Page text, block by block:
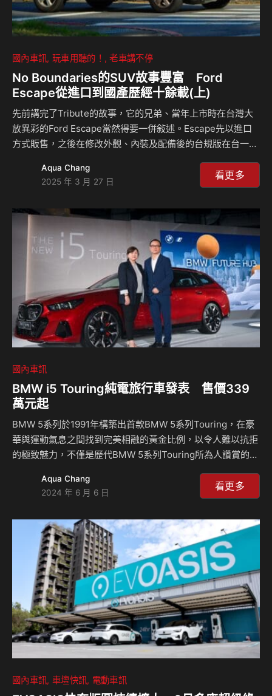
國內車訊 玩車用聽的！ 老車講不停
No Boundaries的SUV故事豐富 Ford
Escape從進口到國產歷經十餘載(上)
先前講完了Tribute的故事，它的兄弟、當年上市時在台灣大
放異彩的Ford Escape當然得要一併敍述。Escape先以進口
方式販售，之後在修改外觀、內裝及配備後的台規版在台一炮
Road風潮。在Escape十餘載的產品壽命裡，不僅外型歷經數
次更動，動力亦在產品中期時進行調整。本專題共分上下兩
故事，來聽小徐怎麼說？ CELSIORS Youtube頻
道：⁠https://www.youtube.com/@CELSIORS 相關新聞：
Aqua Chang
2025 年 3 月 27 日
看更多
國內車訊
BMW i5 Touring純電旅行車發表 售價339
萬元起
BMW 5系列於1991年構築出首款BMW 5系列Touring，在豪
華與運動氣息之間找到完美相融的黃金比例，以令人難以抗拒
的極致魅力，不僅是歷代BMW 5系列Touring所為人讚賞的精
全球創下超過125萬輛的驚人銷售成績。全新首創BMW i5
Touring純電豪華旅行車描繪出俐落精實的線條，將新世代設
長與優雅的無比特質，車長較上一代增加了97mm達到
5,060mm，車寬與車高均有微幅成長，結合「i」字樣專屬飾
徽雙腎型水箱護罩、全新BMW飾光水箱護罩與大幅提升科技
氣息的光型…
Aqua Chang
2024 年 6 月 6 日
看更多
國內車訊 車壇快訊 電動車訊